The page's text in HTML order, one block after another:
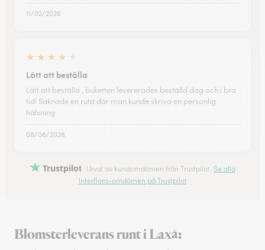
11/02/2026
★ ★ ★ ★
Lätt att beställa
Lätt att beställa , buketten levererades beställd dag och i bra
tid! Saknade en ruta där man kunde skriva en personlig
hälsning
08/06/2026
Trustpilot Urval av kundomdömen från Trustpilot. Se alla
Interflora-omdömen på Trustpilot
Blomsterleverans runt i Laxå: